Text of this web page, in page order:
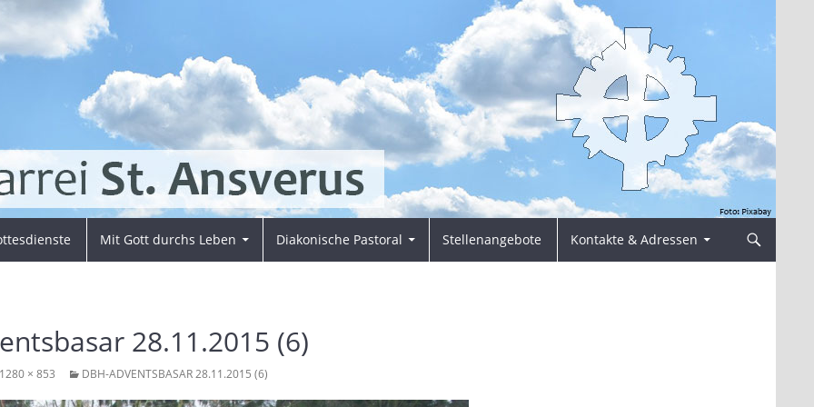
Mit Gott durchs Leben Diakonische Pastoral Stellenangebote Kontakte & Adressen
28.11.2015 (6)
1280 × 853 DBH-ADVENTSBASAR 28.11.2015 (6)